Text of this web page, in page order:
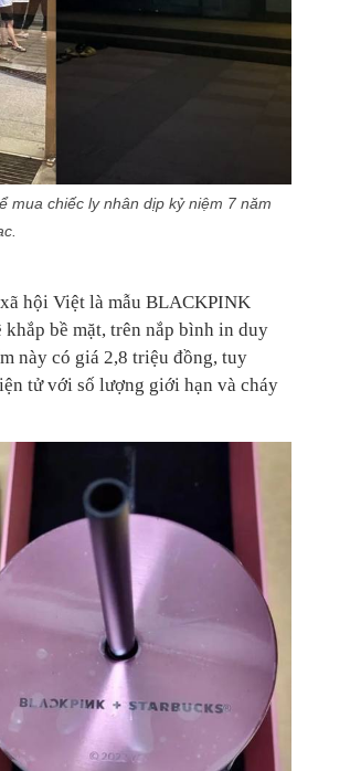
mua chiếc ly nhân dịp kỷ niệm 7 năm
hội Việt là mẫu BLACKPINK
bề mặt, trên nắp bình in duy
này có giá 2,8 triệu đồng, tuy
tử với số lượng giới hạn và cháy